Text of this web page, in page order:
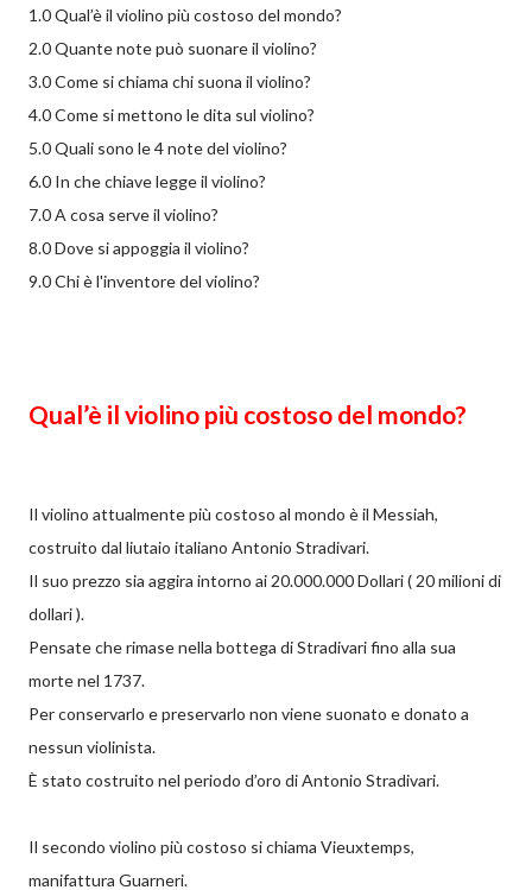
1.0 Qual’è il violino più costoso del mondo?
2.0 Quante note può suonare il violino?
3.0 Come si chiama chi suona il violino?
4.0 Come si mettono le dita sul violino?
5.0 Quali sono le 4 note del violino?
6.0 In che chiave legge il violino?
7.0 A cosa serve il violino?
8.0 Dove si appoggia il violino?
9.0 Chi è l'inventore del violino?
Qual’è il violino più costoso del mondo?
Il violino attualmente più costoso al mondo è il Messiah,
costruito dal liutaio italiano Antonio Stradivari.
Il suo prezzo sia aggira intorno ai 20.000.000 Dollari ( 20 milioni di
dollari ).
Pensate che rimase nella bottega di Stradivari fino alla sua
morte nel 1737.
Per conservarlo e preservarlo non viene suonato e donato a
nessun violinista.
È stato costruito nel periodo d’oro di Antonio Stradivari.
Il secondo violino più costoso si chiama Vieuxtemps,
manifattura Guarneri.